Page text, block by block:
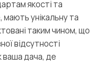
якості та
унікальну та
таким чином, що
відсутності
ваша дача, де